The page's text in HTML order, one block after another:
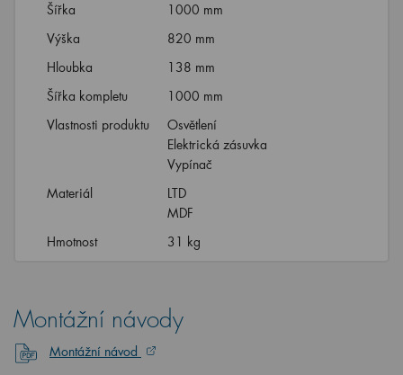
Šířka
1000 mm
Výška
820 mm
Hloubka
138 mm
Šířka kompletu
1000 mm
Vlastnosti produktu
Osvětlení
Elektrická zásuvka
Vypínač
Materiál
LTD
MDF
Hmotnost
31 kg
Montážní návody
Montážní návod